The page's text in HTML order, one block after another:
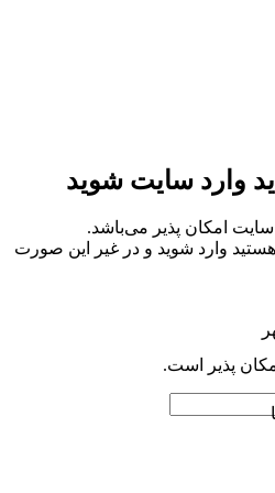
وارد سایت شوید
امکان پذیر می‌باشد.
وارد شوید و در غیر این صورت
پذیر است.